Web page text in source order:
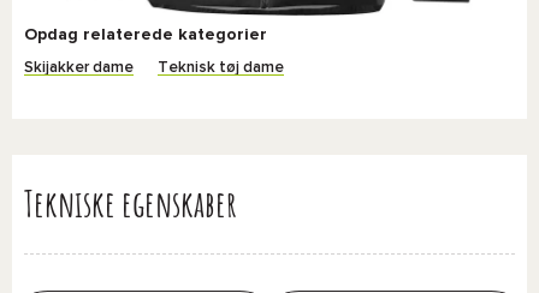
Opdag relaterede kategorier
Skijakker dame Teknisk tøj dame
Tekniske egenskaber